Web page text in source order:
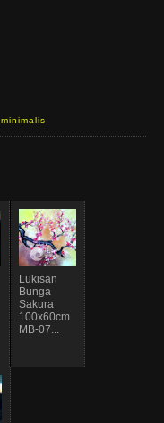
minimalis
Lukisan
Bunga
Sakura
100x60cm
MB-07...